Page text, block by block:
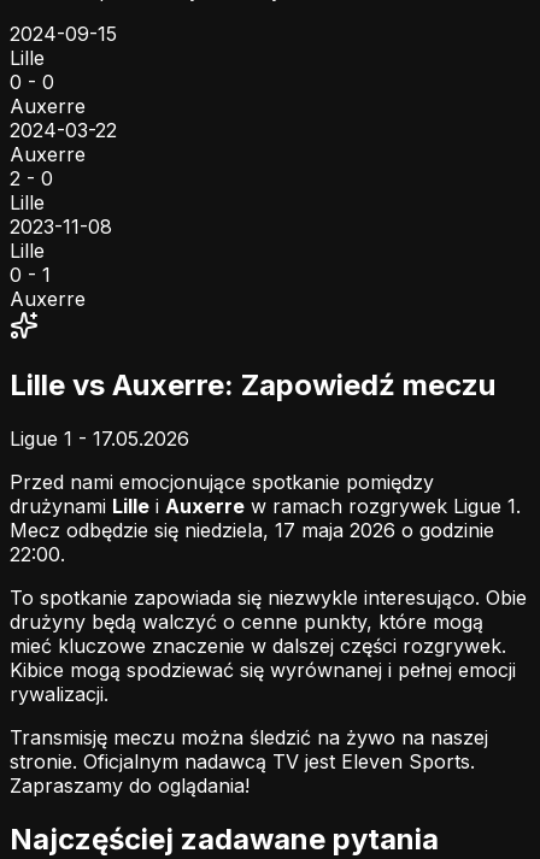
2024-09-15
Lille
0 - 0
Auxerre
2024-03-22
Auxerre
2 - 0
Lille
2023-11-08
Lille
0 - 1
Auxerre
Lille vs Auxerre: Zapowiedź meczu
Ligue 1 - 17.05.2026
Przed nami emocjonujące spotkanie pomiędzy
drużynami Lille i Auxerre w ramach rozgrywek Ligue 1.
Mecz odbędzie się niedziela, 17 maja 2026 o godzinie
22:00.
To spotkanie zapowiada się niezwykle interesująco. Obie
drużyny będą walczyć o cenne punkty, które mogą
mieć kluczowe znaczenie w dalszej części rozgrywek.
Kibice mogą spodziewać się wyrównanej i pełnej emocji
rywalizacji.
Transmisję meczu można śledzić na żywo na naszej
stronie. Oficjalnym nadawcą TV jest Eleven Sports.
Zapraszamy do oglądania!
Najczęściej zadawane pytania